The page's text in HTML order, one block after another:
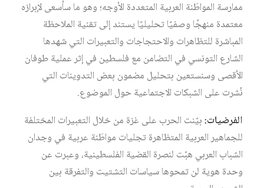
ممارسة المواطَنة العربية المتعددة الأوجه؛ وهو ما سأسعى لإبرازه
معتمدة منهجًا وصفيًا تحليليًا يستند إلى تقنية الملاحظة
المباشرة للتظاهرات والاحتجاجات والتعبيرات التي شهدها
الشارع التونسي في التضامن مع فلسطين في إثر عملية طوفان
الأقصى وسنستعين بتحليل مضمون بعض التدوينات التي
نُشرت على الشبكات الاجتماعية حول الموضوع.
الفرضيات:بيّنت الحرب على غزة من خلال التعبيرات المختلفة
للجماهير العربية المتظاهرة تجليات مواطَنة عربية في وجدان
الشباب العربي هبّت لنصرة القضية الفلسطينية، وعبرت عن
وحدة هوية لن تمحوها سياسات التشتيت والتفرقة بين